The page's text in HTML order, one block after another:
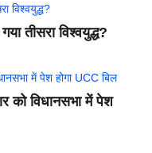
तीसरा विश्वयुद्ध?
को विधानसभा में पेश